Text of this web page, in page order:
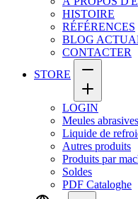
HISTOIRE
RÉFÉRENCES
BLOG
CONTACTER
STORE
LOGIN
Meules abrasives
Liquide de
Autres produits
Produits par
Soldes
PDF Cataloghe